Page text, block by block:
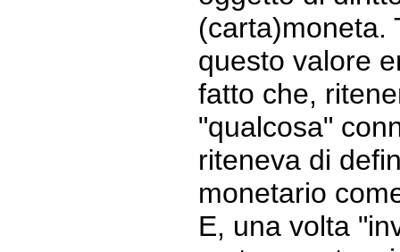
(carta)moneta.
questo valore
fatto che,
"qualcosa"
riteneva di
monetario
E, una volta